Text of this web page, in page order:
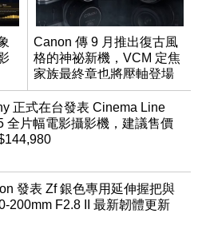
Canon 傳 9 月推出復古風
格的神祕新機，VCM 定焦
家族最終章也將壓軸登場
正式在台發表 Cinema Line
全片幅電影攝影機，建議售價
發表 Zf 銀色專用延伸握把與
200mm F2.8 II 最新韌體更新